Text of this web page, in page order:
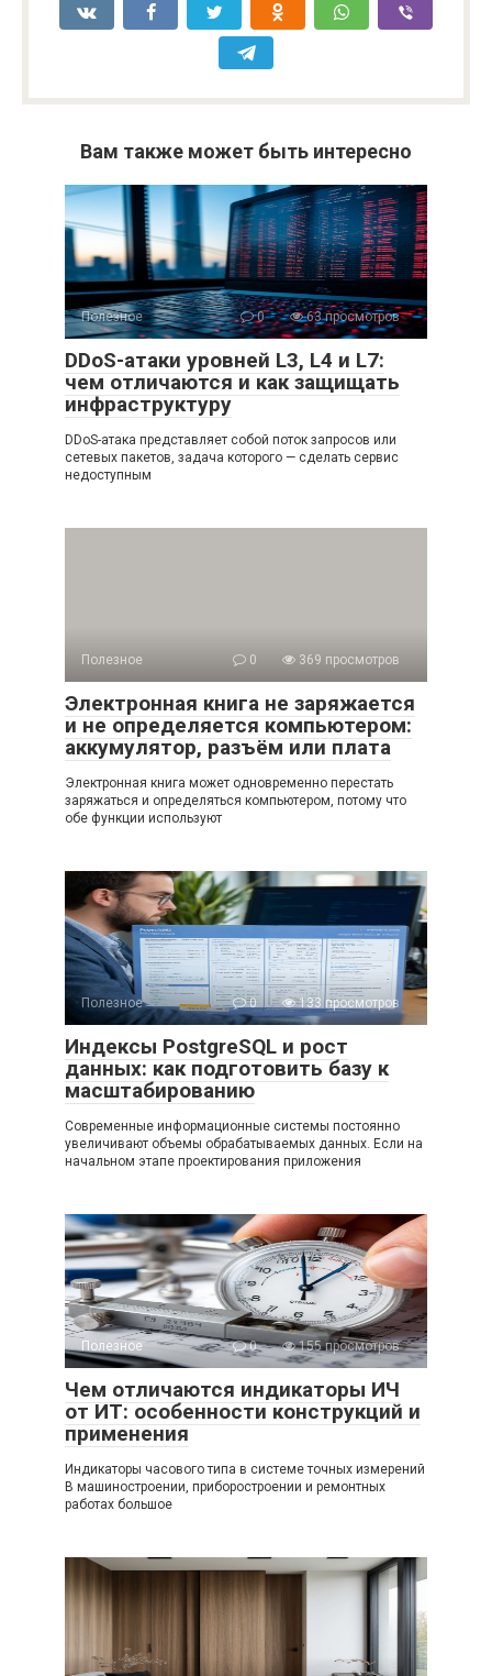
Вам также может быть интересно
Полезное 0 63 просмотров
DDoS-атаки уровней L3, L4 и L7:
чем отличаются и как защищать
инфраструктуру
DDoS-атака представляет собой поток запросов или
сетевых пакетов, задача которого — сделать сервис
недоступным
Полезное 0 369 просмотров
Электронная книга не заряжается
и не определяется компьютером:
аккумулятор, разъём или плата
Электронная книга может одновременно перестать
заряжаться и определяться компьютером, потому что
обе функции используют
Полезное 0 133 просмотров
Индексы PostgreSQL и рост
данных: как подготовить базу к
масштабированию
Современные информационные системы постоянно
увеличивают объемы обрабатываемых данных. Если на
начальном этапе проектирования приложения
Полезное 0 155 просмотров
Чем отличаются индикаторы ИЧ
от ИТ: особенности конструкций и
применения
Индикаторы часового типа в системе точных измерений
В машиностроении, приборостроении и ремонтных
работах большое